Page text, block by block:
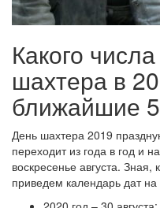
Какого
шахтера в
ближайшие
День шахтера 2019
переходит из года в год и
воскресенье августа. Зная,
приведем календарь дат